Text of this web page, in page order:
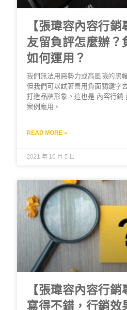
【張瑋容內容行銷
友留負評怎麼辦？
如何運用？
我們無法用惡勢力或高風險的黑
但我們可以試著善用負面關鍵字
打造品牌形象。這也是 內容行銷
案例應用。
READ MORE »
2021 年 10 月 5 日
【張瑋容內容行
寫得不錯，行銷效